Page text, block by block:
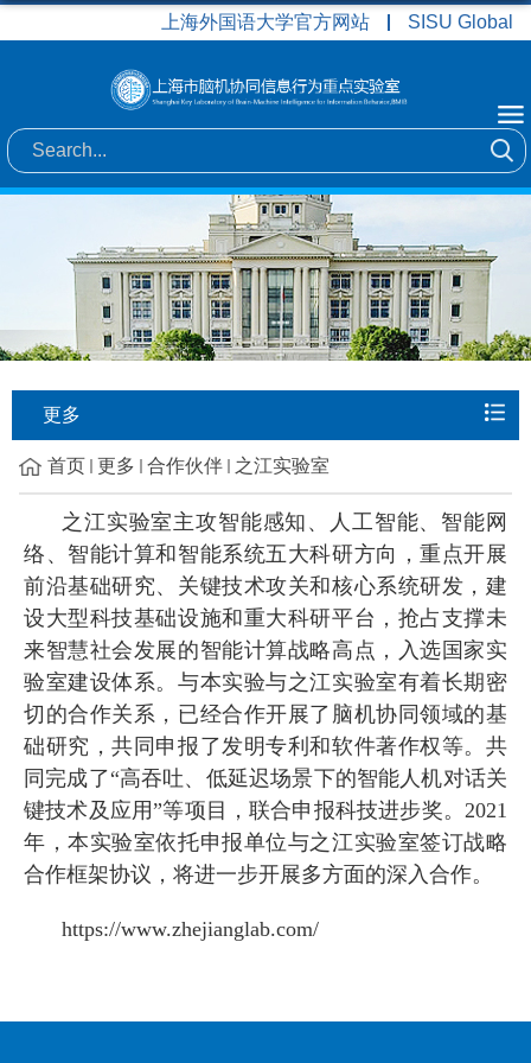
上海外国语大学官方网站 SISU Global
更多
首页 更多 合作伙伴 之江实验室
之江实验室主攻智能感知、人工智能、智能网
络、智能计算和智能系统五大科研方向，重点开展
前沿基础研究、关键技术攻关和核心系统研发，建
设大型科技基础设施和重大科研平台，抢占支撑未
来智慧社会发展的智能计算战略高点，入选国家实
验室建设体系。与本实验与之江实验室有着长期密
切的合作关系，已经合作开展了脑机协同领域的基
础研究，共同申报了发明专利和软件著作权等。共
同完成了“高吞吐、低延迟场景下的智能人机对话关
键技术及应用”等项目，联合申报科技进步奖。 2021
年，本实验室依托申报单位与之江实验室签订战略
合作框架协议，将进一步开展多方面的深入合作。
https://www.zhejianglab.com/